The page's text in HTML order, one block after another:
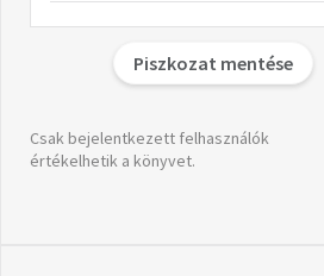
Piszkozat mentése
Csak bejelentkezett felhasználók
értékelhetik a könyvet.